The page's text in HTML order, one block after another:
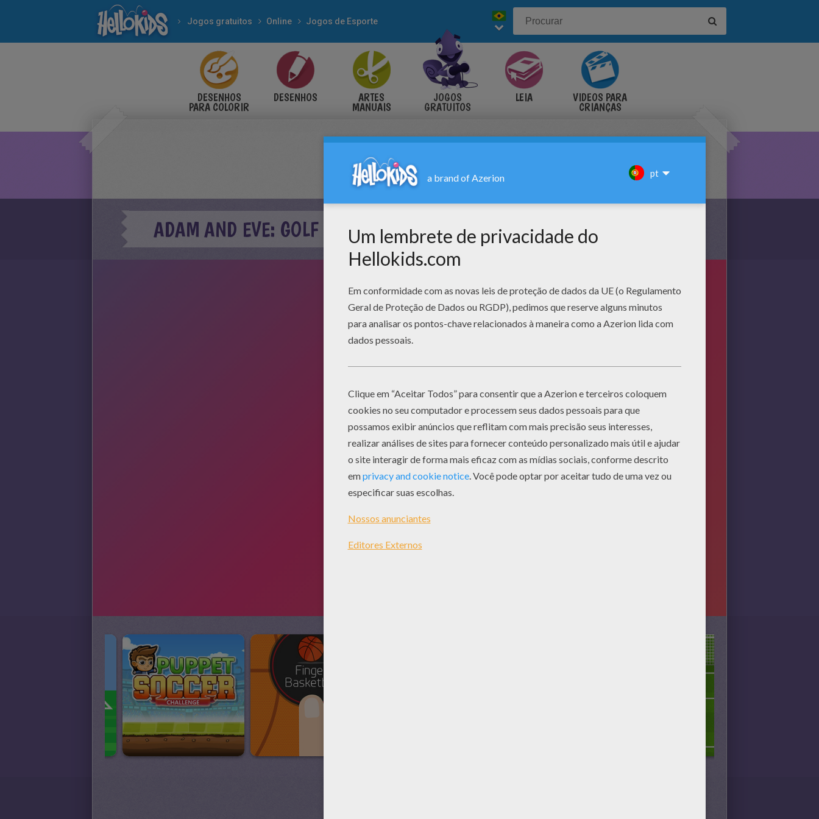
Jogos gratuitos Online Jogos de Esporte
DESENHOS
PARA COLORIR
DESENHOS ARTES
MANUAIS
JOGOS
GRATUITOS
LEIA VÍDEOS PARA
CRIANÇAS
ADAM AND EVE: GOLF